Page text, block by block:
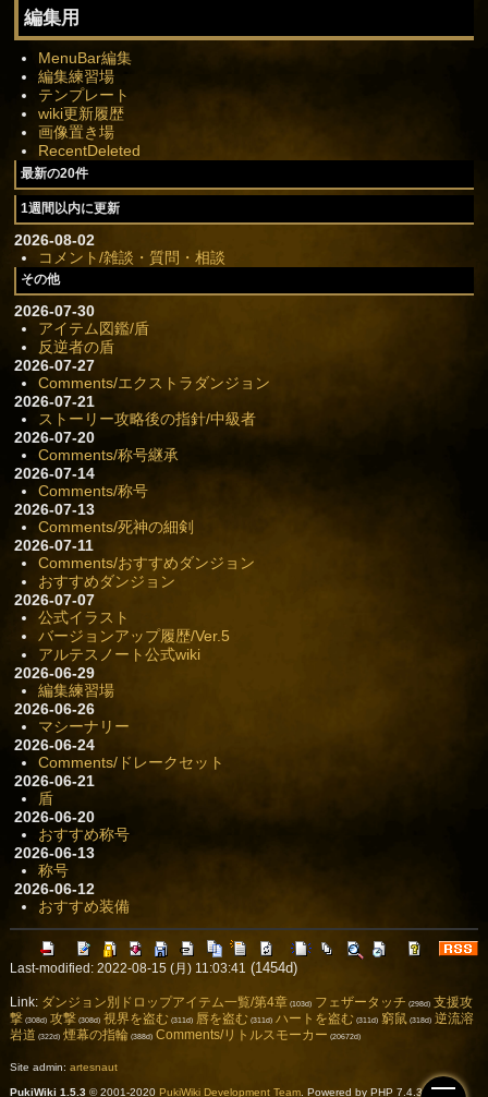
編集用
MenuBar編集
編集練習場
テンプレート
wiki更新履歴
画像置き場
RecentDeleted
最新の20件
1週間以内に更新
2026-08-02
コメント/雑談・質問・相談
その他
2026-07-30
アイテム図鑑/盾
反逆者の盾
2026-07-27
Comments/エクストラダンジョン
2026-07-21
ストーリー攻略後の指針/中級者
2026-07-20
Comments/称号継承
2026-07-14
Comments/称号
2026-07-13
Comments/死神の細剣
2026-07-11
Comments/おすすめダンジョン
おすすめダンジョン
2026-07-07
公式イラスト
バージョンアップ履歴/Ver.5
アルテスノート公式wiki
2026-06-29
編集練習場
2026-06-26
マシーナリー
2026-06-24
Comments/ドレークセット
2026-06-21
盾
2026-06-20
おすすめ称号
2026-06-13
称号
2026-06-12
おすすめ装備
Last-modified: 2022-08-15 (月) 11:03:41 (1454d)
Link: ダンジョン別ドロップアイテム一覧/第4章 (103d) フェザータッチ (298d) 支援攻
撃 (308d) 攻撃 (308d) 視界を盗む (311d) 唇を盗む (311d) ハートを盗む (311d) 窮鼠 (318d) 逆流溶
岩道 (322d) 煙幕の指輪 (388d) Comments/リトルスモーカー (20672d)
Site admin: artesnaut
PukiWiki 1.5.3© 2001-2020 PukiWiki Development Team. Powered by PHP 7.4.33. HTML